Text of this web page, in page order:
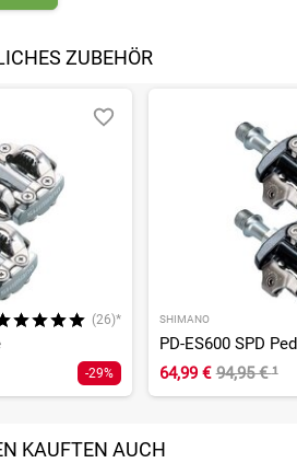
ZUBEHÖR
(26)*
-29%
SHIMANO
PD-ES600 SPD
64,99 € 94,95 €¹
KAUFTEN AUCH